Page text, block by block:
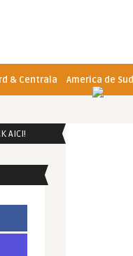
& Centrala America de Sud
AICI!